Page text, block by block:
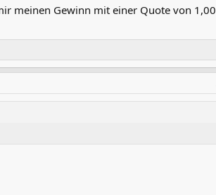
meinen Gewinn mit einer Quote von